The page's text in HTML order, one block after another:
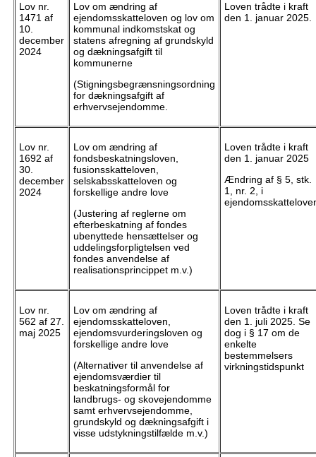
Lov nr.
1471 af
10.
december
2024
Lov om ændring af
ejendomsskatteloven og lov om
kommunal indkomstskat og
statens afregning af grundskyld
og dækningsafgift til
kommunerne
(Stigningsbegrænsningsordning
for dækningsafgift af
erhvervsejendomme.
Loven trådte i kraft
den 1. januar 2025.
Lov nr.
1692 af
30.
december
2024
Lov om ændring af
fondsbeskatningsloven,
fusionsskatteloven,
selskabsskatteloven og
forskellige andre love
(Justering af reglerne om
efterbeskatning af fondes
ubenyttede hensættelser og
uddelingsforpligtelsen ved
fondes anvendelse af
realisationsprincippet m.v.)
Loven trådte i kraft
den 1. januar 2025
Ændring af § 5, stk.
1, nr. 2, i
Lov nr.
562 af 27.
maj 2025
Lov om ændring af
ejendomsskatteloven,
ejendomsvurderingsloven og
forskellige andre love
(Alternativer til anvendelse af
ejendomsværdier til
beskatningsformål for
landbrugs- og skovejendomme
samt erhvervsejendomme,
grundskyld og dækningsafgift i
visse udstykningstilfælde m.v.)
Loven trådte i kraft
den 1. juli 2025. Se
dog i § 17 om de
enkelte
bestemmelsers
virkningstidspunkt